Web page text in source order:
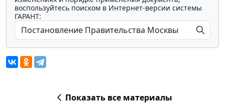
воспользуйтесь поиском в Интернет-версии системы
ГАРАНТ:
Показать все материалы